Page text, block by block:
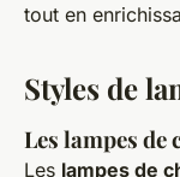
tout en
Styles de
Les lampes de
Les lampes de